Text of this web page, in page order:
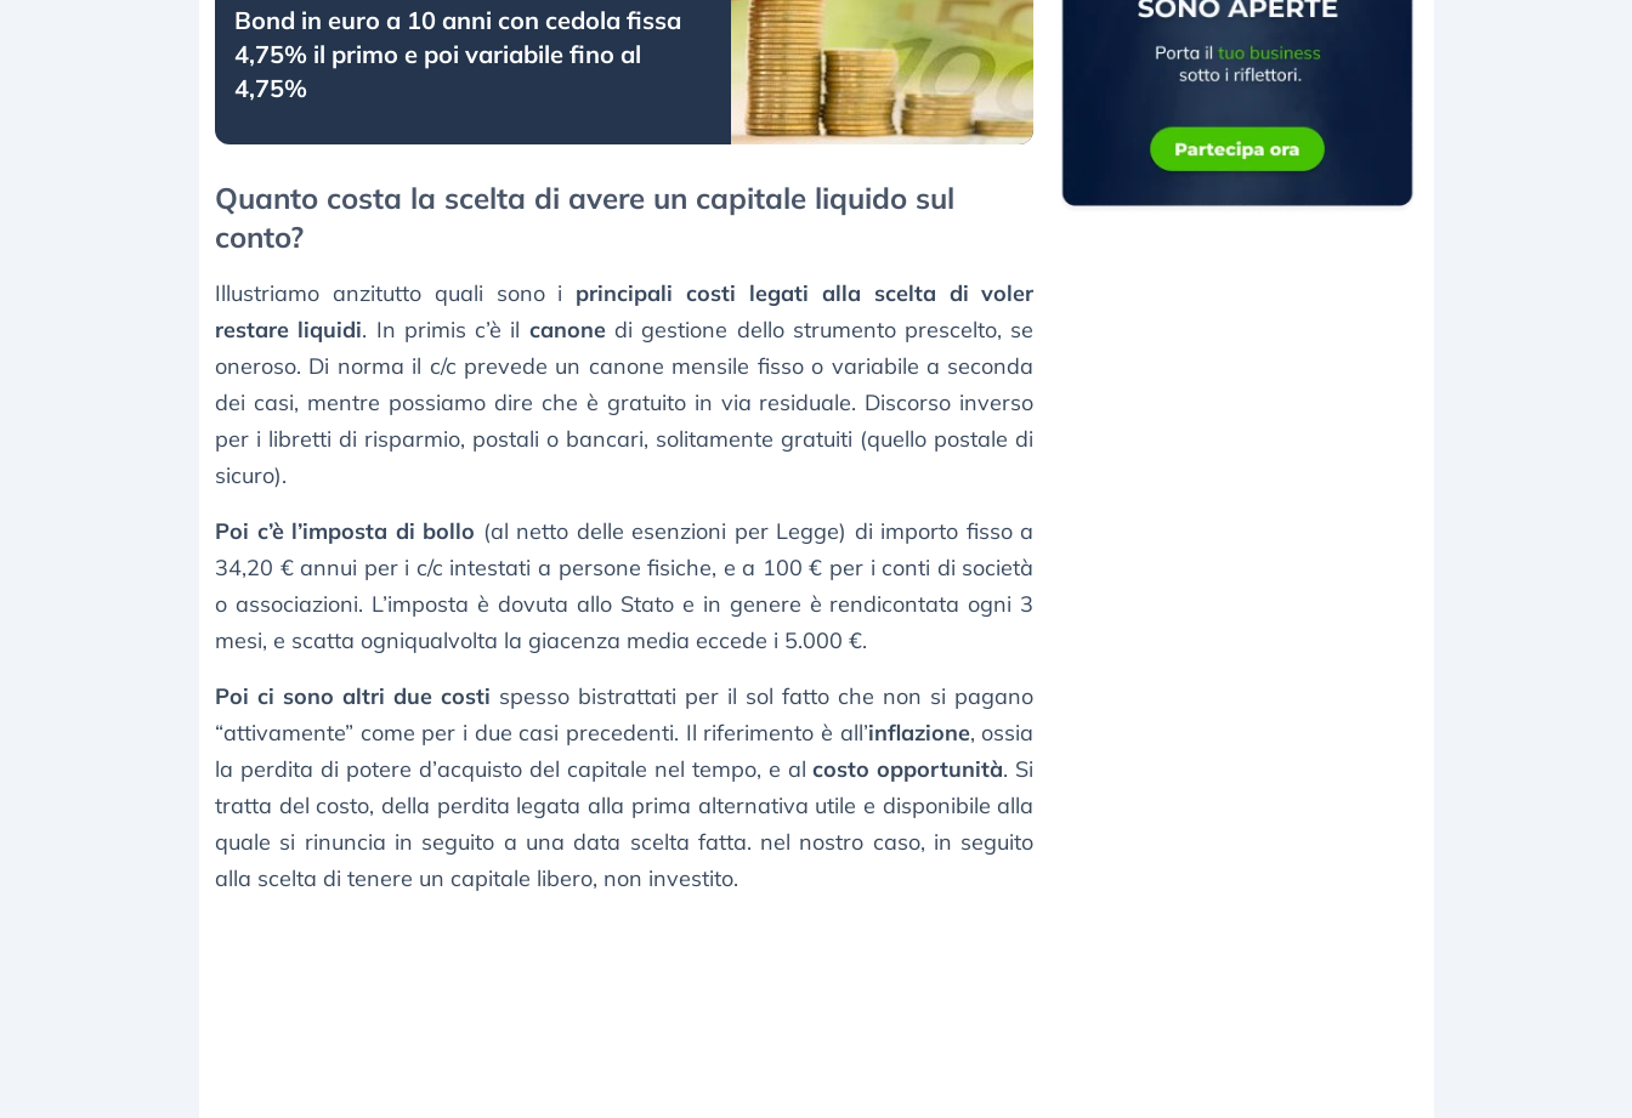
Bond in euro a 10 anni con cedola fissa
4,75% il primo e poi variabile fino al
4,75%
Quanto costa la scelta di avere un capitale liquido sul
conto?
Illustriamo anzitutto quali sono i principali costi legati alla scelta di voler
restare liquidi. In primis c’è il canonedi gestione dello strumento prescelto, se
oneroso. Di norma il c/c prevede un canone mensile fisso o variabile a seconda
dei casi, mentre possiamo dire che è gratuito in via residuale. Discorso inverso
per i libretti di risparmio, postali o bancari, solitamente gratuiti (quello postale di
sicuro).
Poi c’è l’imposta di bollo (al netto delle esenzioni per Legge) di importo fisso a
34,20 € annui per i c/c intestati a persone fisiche, e a 100 € per i conti di società
o associazioni. L’imposta è dovuta allo Stato e in genere è rendicontata ogni 3
mesi, e scatta ogniqualvolta la giacenza media eccede i 5.000 €.
Poi ci sono altri due costi spesso bistrattati per il sol fatto che non si pagano
“attivamente” come per i due casi precedenti. Il riferimento è all’inflazione, ossia
la perdita di potere d’acquisto del capitale nel tempo, e alcosto opportunità. Si
tratta del costo, della perdita legata alla prima alternativa utile e disponibile alla
quale si rinuncia in seguito a una data scelta fatta. nel nostro caso, in seguito
alla scelta di tenere un capitale libero, non investito.